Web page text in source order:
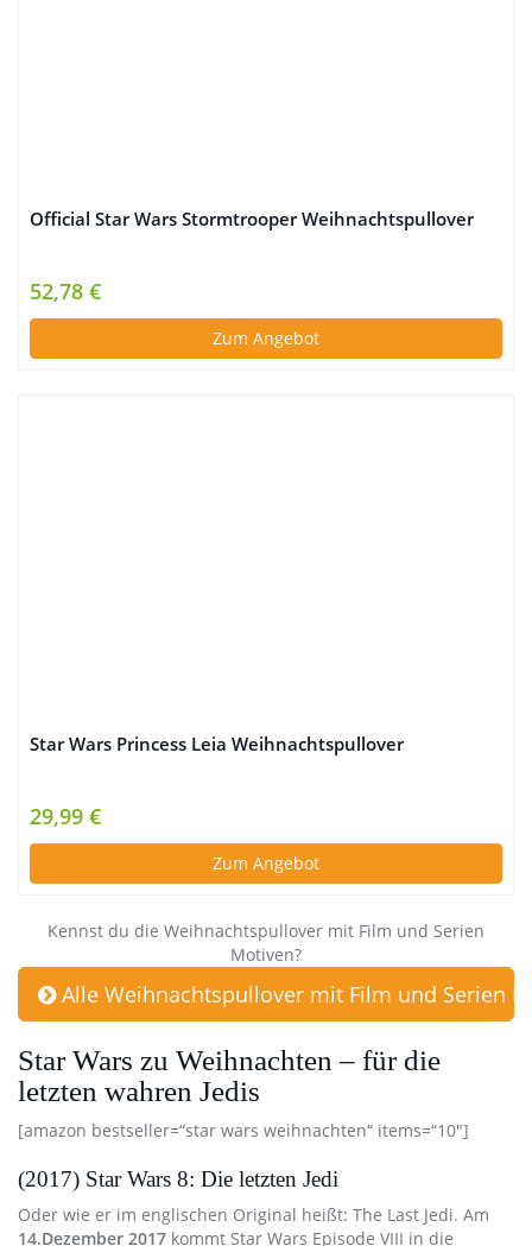
Official Star Wars Stormtrooper Weihnachtspullover
52,78 €
Zum Angebot
Star Wars Princess Leia Weihnachtspullover
29,99 €
Zum Angebot
Kennst du die Weihnachtspullover mit Film und Serien
Motiven?
Alle Weihnachtspullover mit Film und Serien
Star Wars zu Weihnachten – für die
letzten wahren Jedis
[amazon bestseller=“star wars weihnachten“ items=“10″]
(2017) Star Wars 8: Die letzten Jedi
Oder wie er im englischen Original heißt: The Last Jedi. Am
14.Dezember 2017 kommt Star Wars Episode VIII in die